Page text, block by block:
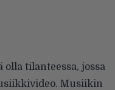
olla tilanteessa, jossa
Musiikin